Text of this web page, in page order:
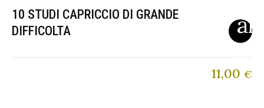
10 STUDI CAPRICCIO DI GRANDE
DIFFICOLTA
11,00 €